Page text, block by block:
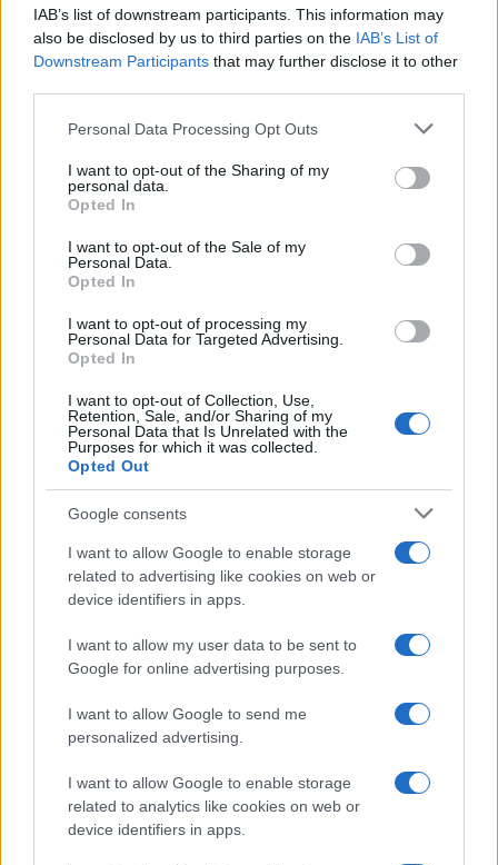
IAB’s list of downstream participants. This information may
also be disclosed by us to third parties on the IAB’s List of
Downstream Participants that may further disclose it to other
Please note that this website/app uses one or more Google
not limited to your visit or usage behaviour. You may click to
grant or deny consent to Google and its third-party tags to
use your data for below specified purposes in below Google
consent section.
Personal Data Processing Opt Outs
I want to opt-out of the Sharing of my
personal data.
Opted In
I want to opt-out of the Sale of my
Personal Data.
Opted In
I want to opt-out of processing my
Personal Data for Targeted Advertising.
Opted In
I want to opt-out of Collection, Use,
Retention, Sale, and/or Sharing of my
Personal Data that Is Unrelated with the
Purposes for which it was collected.
Opted Out
Google consents
I want to allow Google to enable storage
related to advertising like cookies on web or
device identifiers in apps.
I want to allow my user data to be sent to
Google for online advertising purposes.
I want to allow Google to send me
personalized advertising.
I want to allow Google to enable storage
related to analytics like cookies on web or
device identifiers in apps.
Jovanotti, Gabry Ponte e Alfa: Olbia ombelico del
mondo per una notte
Giorgia Meloni a La Maddalena, la vicesindaco:
“Orgoglio e discrezione per visita privata̶…
Incendio nella notte a Olbia, a fuoco due furgoni
A fuoco un deposito con bombole, intervento dei
NECROLOGIE
Mario Malu
Paolo Pinna